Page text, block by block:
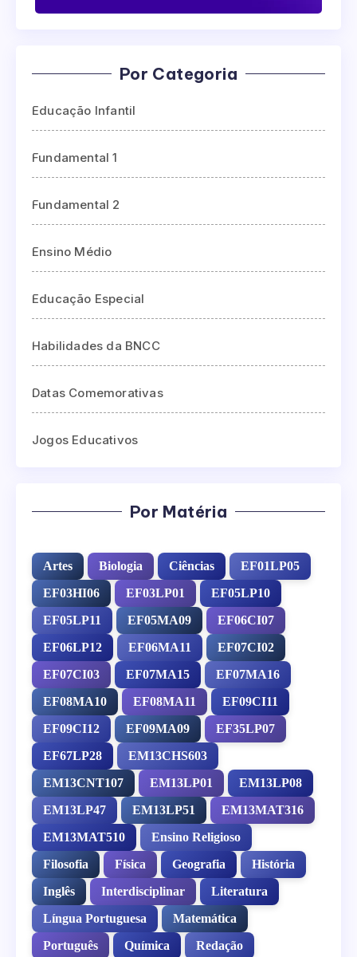
Por Categoria
Educação Infantil
Fundamental 1
Fundamental 2
Ensino Médio
Educação Especial
Habilidades da BNCC
Datas Comemorativas
Jogos Educativos
Por Matéria
Artes Biologia Ciências
EF01LP05
EF03HI06
EF03LP01
EF05LP10
EF05LP11
EF05MA09
EF06CI07
EF06LP12
EF06MA11
EF07CI02
EF07CI03
EF07MA15
EF07MA16
EF08MA10
EF08MA11
EF09CI11
EF09CI12
EF09MA09
EF35LP07
EF67LP28
EM13CHS603
EM13CNT107
EM13LP01
EM13LP08
EM13LP47
EM13LP51
EM13MAT316
EM13MAT510
Ensino Religioso
Filosofia
Física Geografia
História
Inglês
Interdisciplinar
Literatura
Língua Portuguesa
Matemática
Português
Química
Redação